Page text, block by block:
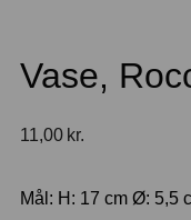
Vase,
11,00 kr.
Mål: H: 17 cm Ø: 5,5